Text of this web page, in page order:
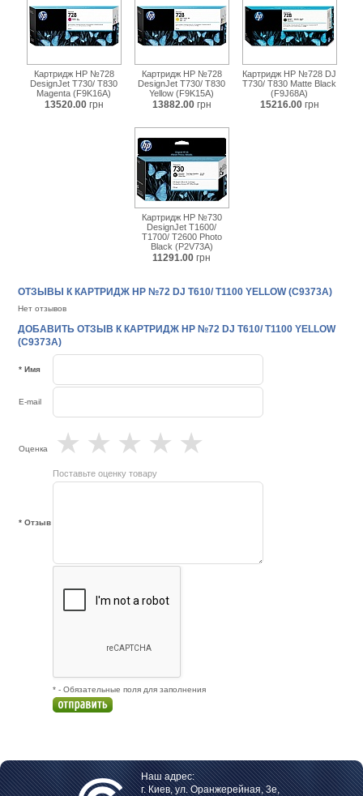
Картридж HP №728
DesignJet T730/ T830
Magenta (F9K16A)
13520.00 грн
Картридж HP №728
DesignJet T730/ T830
Yellow (F9K15A)
13882.00 грн
Картридж HP №728 DJ
T730/ T830 Matte Black
(F9J68A)
15216.00 грн
Картридж HP №730
DesignJet T1600/
T1700/ T2600 Photo
Black (P2V73A)
11291.00 грн
ОТЗЫВЫ К КАРТРИДЖ HP №72 DJ T610/ T1100 YELLOW (C9373A)
Нет отзывов
ДОБАВИТЬ ОТЗЫВ К КАРТРИДЖ HP №72 DJ T610/ T1100 YELLOW
(C9373A)
* Имя
E-mail
Оценка ★
★
★
★
★
Поставьте оценку товару
* Отзыв
* - Обязательные поля для заполнения
Наш адрес:
г. Киев, ул. Оранжерейная, 3е,